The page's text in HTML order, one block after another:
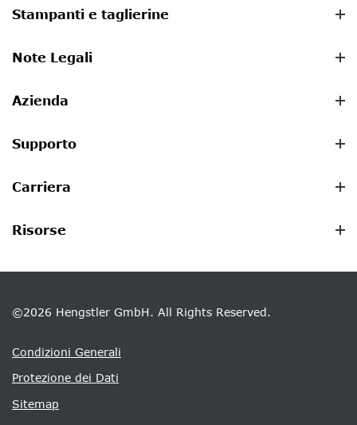
Stampanti e taglierine
Note Legali
Azienda
Supporto
Carriera
Risorse
©2026 Hengstler GmbH. All Rights Reserved.
Condizioni Generali
Protezione dei Dati
Sitemap